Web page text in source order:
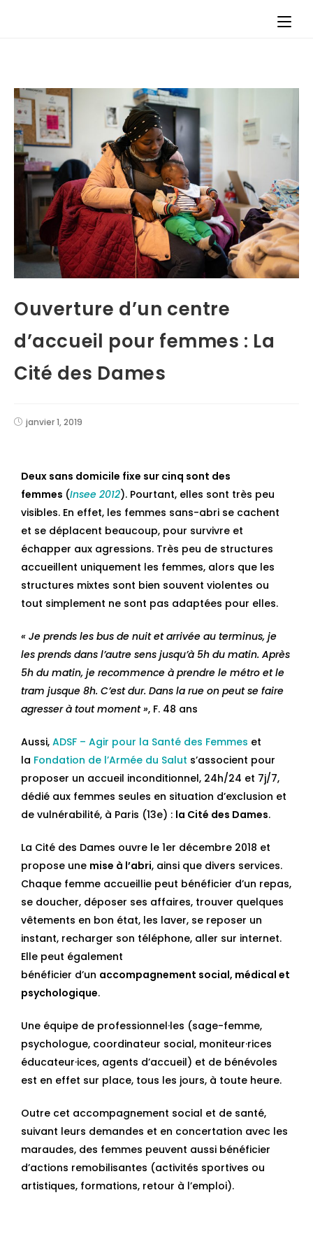
Ouverture d’un centre
d’accueil pour femmes : La
Cité des Dames
janvier 1, 2019
Deux sans domicile fixe sur cinq sont des
femmes (Insee 2012). Pourtant, elles sont très peu
visibles. En effet, les femmes sans-abri se cachent
et se déplacent beaucoup, pour survivre et
échapper aux agressions. Très peu de structures
accueillent uniquement les femmes, alors que les
structures mixtes sont bien souvent violentes ou
tout simplement ne sont pas adaptées pour elles.
« Je prends les bus de nuit et arrivée au terminus, je
les prends dans l’autre sens jusqu’à 5h du matin. Après
5h du matin, je recommence à prendre le métro et le
tram jusque 8h. C’est dur. Dans la rue on peut se faire
agresser à tout moment », F. 48 ans
Aussi, ADSF – Agir pour la Santé des Femmes et
la Fondation de l’Armée du Salut s’associent pour
proposer un accueil inconditionnel, 24h/24 et 7j/7,
dédié aux femmes seules en situation d’exclusion et
de vulnérabilité, à Paris (13e) : la Cité des Dames.
La Cité des Dames ouvre le 1er décembre 2018 et
propose une mise à l’abri, ainsi que divers services.
Chaque femme accueillie peut bénéficier d’un repas,
se doucher, déposer ses affaires, trouver quelques
vêtements en bon état, les laver, se reposer un
instant, recharger son téléphone, aller sur internet.
Elle peut également
bénéficier d’un accompagnement social, médical et
psychologique.
Une équipe de professionnel·les (sage-femme,
psychologue, coordinateur social, moniteur·rices
éducateur·ices, agents d’accueil) et de bénévoles
est en effet sur place, tous les jours, à toute heure.
Outre cet accompagnement social et de santé,
suivant leurs demandes et en concertation avec les
maraudes, des femmes peuvent aussi bénéficier
d’actions remobilisantes (activités sportives ou
artistiques, formations, retour à l’emploi).